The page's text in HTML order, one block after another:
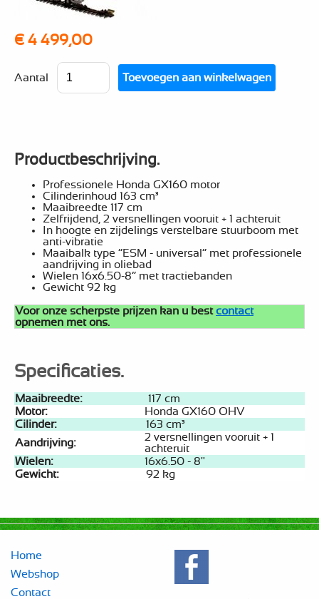
€ 4 499,00
Aantal
Productbeschrijving.
Professionele Honda GX160 motor
Cilinderinhoud 163 cm³
Maaibreedte 117 cm
Zelfrijdend, 2 versnellingen vooruit + 1 achteruit
In hoogte en zijdelings verstelbare stuurboom met
anti-vibratie
Maaibalk type “ESM - universal” met professionele
aandrijving in oliebad
Wielen 16x6.50-8” met tractiebanden
Gewicht 92 kg
Voor onze scherpste prijzen kan u bestcontact
opnemen met ons.
Specificaties.
Maaibreedte:
117 cm
Motor:
Honda GX160 OHV
Cilinder:
163 cm³
Aandrijving:
2 versnellingen vooruit + 1
achteruit
Wielen:
16x6.50 - 8"
Gewicht:
92 kg
Home
Webshop
Contact